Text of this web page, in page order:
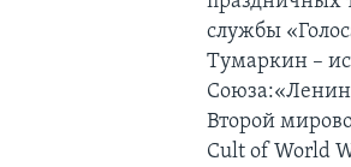
службы
Тумаркин –
Второй
Cult of World